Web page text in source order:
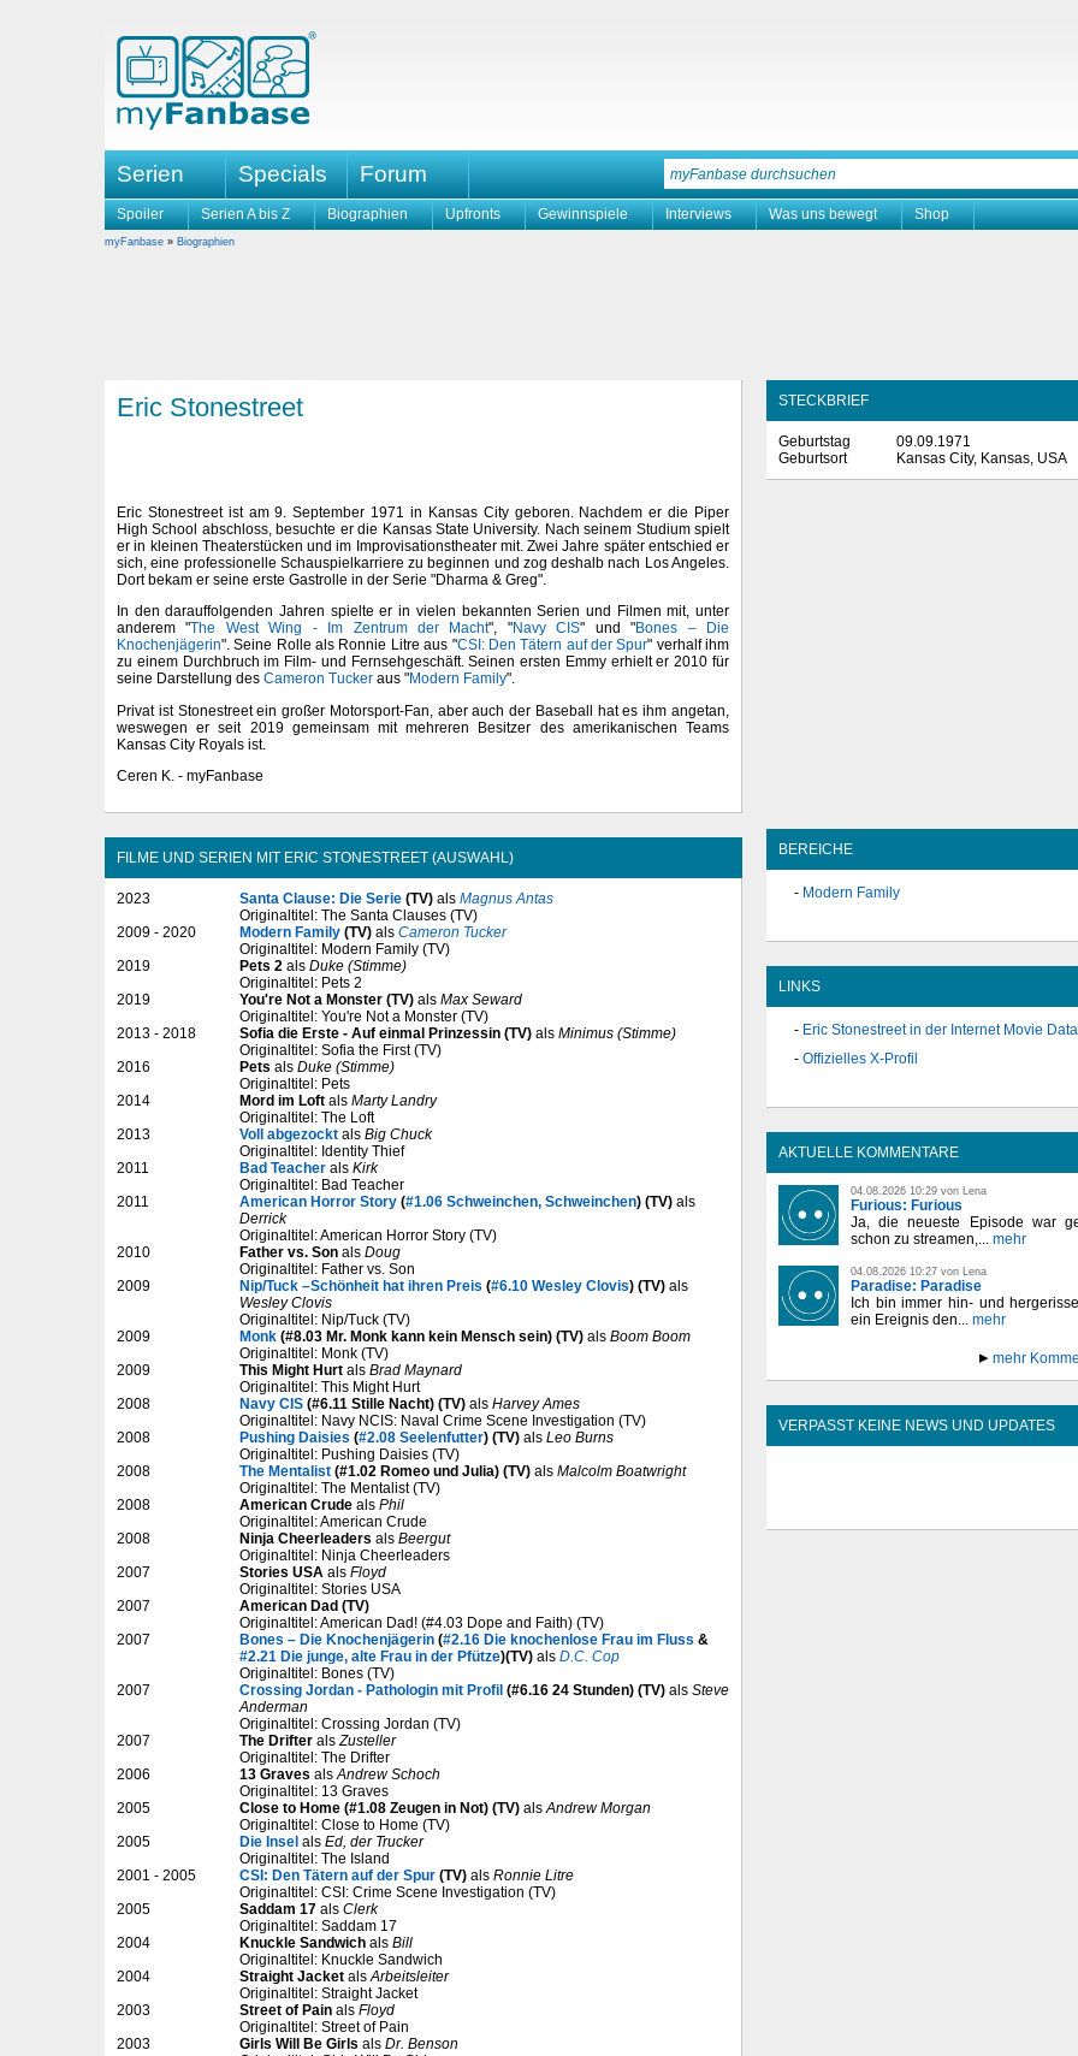
Serien Specials Forum
Spoiler Serien A bis Z Biographien Upfronts Gewinnspiele Interviews Was uns bewegt Shop
myFanbase » Biographien
Eric Stonestreet
Eric Stonestreet ist am 9. September 1971 in Kansas City geboren. Nachdem er die Piper
High School abschloss, besuchte er die Kansas State University. Nach seinem Studium spielt
er in kleinen Theaterstücken und im Improvisationstheater mit. Zwei Jahre später entschied er
sich, eine professionelle Schauspielkarriere zu beginnen und zog deshalb nach Los Angeles.
Dort bekam er seine erste Gastrolle in der Serie "Dharma & Greg".
In den darauffolgenden Jahren spielte er in vielen bekannten Serien und Filmen mit, unter
anderem "The West Wing - Im Zentrum der Macht", "Navy CIS" und "Bones – Die
Knochenjägerin". Seine Rolle als Ronnie Litre aus "CSI: Den Tätern auf der Spur" verhalf ihm
zu einem Durchbruch im Film- und Fernsehgeschäft. Seinen ersten Emmy erhielt er 2010 für
seine Darstellung des Cameron Tucker aus "Modern Family".
Privat ist Stonestreet ein großer Motorsport-Fan, aber auch der Baseball hat es ihm angetan,
weswegen er seit 2019 gemeinsam mit mehreren Besitzer des amerikanischen Teams
Kansas City Royals ist.
Ceren K. - myFanbase
FILME UND SERIEN MIT ERIC STONESTREET (AUSWAHL)
2023 Santa Clause: Die Serie (TV) als Magnus Antas
Originaltitel: The Santa Clauses (TV)
2009 - 2020
Modern Family (TV) als Cameron Tucker
Originaltitel: Modern Family (TV)
2019
Pets 2 als Duke (Stimme)
Originaltitel: Pets 2
2019
You're Not a Monster (TV) als Max Seward
Originaltitel: You're Not a Monster (TV)
2013 - 2018
Sofia die Erste - Auf einmal Prinzessin (TV) als Minimus (Stimme)
Originaltitel: Sofia the First (TV)
2016
Pets als Duke (Stimme)
Originaltitel: Pets
2014
Mord im Loft als Marty Landry
Originaltitel: The Loft
2013
Voll abgezockt als Big Chuck
Originaltitel: Identity Thief
2011
Bad Teacher als Kirk
Originaltitel: Bad Teacher
2011
American Horror Story (#1.06 Schweinchen, Schweinchen) (TV) als
Derrick
Originaltitel: American Horror Story (TV)
2010
Father vs. Son als Doug
Originaltitel: Father vs. Son
2009
Nip/Tuck –Schönheit hat ihren Preis (#6.10 Wesley Clovis) (TV) als
Wesley Clovis
Originaltitel: Nip/Tuck (TV)
2009
Monk (#8.03 Mr. Monk kann kein Mensch sein) (TV) als Boom Boom
Originaltitel: Monk (TV)
2009
This Might Hurt als Brad Maynard
Originaltitel: This Might Hurt
2008
Navy CIS (#6.11 Stille Nacht) (TV) als Harvey Ames
Originaltitel: Navy NCIS: Naval Crime Scene Investigation (TV)
2008
Pushing Daisies (#2.08 Seelenfutter) (TV) als Leo Burns
Originaltitel: Pushing Daisies (TV)
2008
The Mentalist (#1.02 Romeo und Julia) (TV) als Malcolm Boatwright
Originaltitel: The Mentalist (TV)
2008
American Crude als Phil
Originaltitel: American Crude
2008
Ninja Cheerleaders als Beergut
Originaltitel: Ninja Cheerleaders
2007
Stories USA als Floyd
Originaltitel: Stories USA
2007
American Dad (TV)
Originaltitel: American Dad! (#4.03 Dope and Faith) (TV)
2007
Bones – Die Knochenjägerin (#2.16 Die knochenlose Frau im Fluss &
#2.21 Die junge, alte Frau in der Pfütze)(TV) als D.C. Cop
Originaltitel: Bones (TV)
2007
Crossing Jordan - Pathologin mit Profil (#6.16 24 Stunden) (TV) als Steve
Anderman
Originaltitel: Crossing Jordan (TV)
2007
The Drifter alsZusteller
Originaltitel: The Drifter
2006
13 Graves alsAndrew Schoch
Originaltitel: 13 Graves
2005
Close to Home (#1.08 Zeugen in Not) (TV) alsAndrew Morgan
Originaltitel: Close to Home (TV)
2005
Die Insel als Ed, der Trucker
Originaltitel: The Island
2001 - 2005
CSI: Den Tätern auf der Spur (TV) als Ronnie Litre
Originaltitel: CSI: Crime Scene Investigation (TV)
2005
Saddam 17 als Clerk
Originaltitel: Saddam 17
2004
Knuckle Sandwich als Bill
Originaltitel: Knuckle Sandwich
2004
Straight Jacket alsArbeitsleiter
Originaltitel: Straight Jacket
2003
Street of Pain als Floyd
Originaltitel: Street of Pain
2003
Girls Will Be Girls als Dr. Benson
STECKBRIEF
Geburtstag
09.09.1971
Geburtsort
Kansas City, Kansas, USA
BEREICHE
Modern Family
LINKS
Eric Stonestreet in der Internet Movie
Offizielles X-Profil
AKTUELLE KOMMENTARE
04.08.2026 10:29 von Lena
Furious: Furious
Ja, die neueste Episode war
schon zu streamen,... mehr
04.08.2026 10:27 von Lena
Paradise: Paradise
Ich bin immer hin- und
ein Ereignis den... mehr
mehr
VERPASST KEINE NEWS UND UPDATES